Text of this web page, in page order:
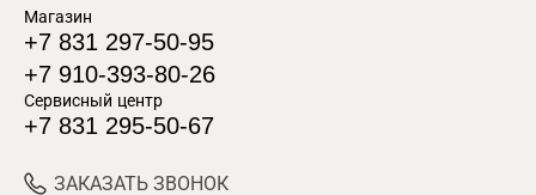
Магазин
+7 831 297-50-95
+7 910-393-80-26
Сервисный центр
+7 831 295-50-67
ЗАКАЗАТЬ ЗВОНОК